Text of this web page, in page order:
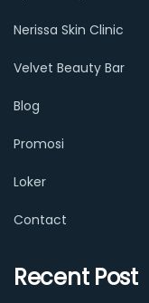
Nerissa Skin Clinic
Velvet Beauty Bar
Blog
Promosi
Loker
Contact
Recent Post